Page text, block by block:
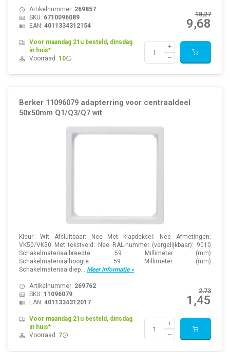
18,27
9,68
Artikelnummer: 269857
SKU: 6710096089
EAN: 4011334312154
Voor maandag 21u besteld, dinsdag
in huis*
Voorraad: 10
Berker 11096079 adapterring voor centraaldeel
50x50mm Q1/Q3/Q7 wit
Kleur: Wit Afsluitbaar: Nee Met klapdeksel: Nee Afmetingen:
VK50/VK50 Met tekstveld: Nee RAL-nummer (vergelijkbaar): 9010
Schakelmateriaalbreedte: 59 Millimeter (mm)
Schakelmateriaalhoogte: 59 Millimeter (mm)
Schakelmateriaaldiep... Meer informatie »
2,73
1,45
Artikelnummer: 269762
SKU: 11096079
EAN: 4011334312017
Voor maandag 21u besteld, dinsdag
in huis*
Voorraad: 7